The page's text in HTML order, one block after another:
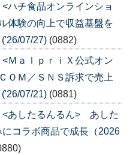
ハチ食品オンラインショ
体験の向上で収益基盤を
07/27) (0882)
ＭａｌｐｒｉＸ公式オン
ＯＭ／ＳＮＳ訴求で売上
07/21) (0881)
あしたるんるん> あした
コラボ商品で成長（2026